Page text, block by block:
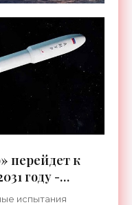
перейдет к
году -
испытания